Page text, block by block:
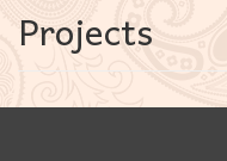
Projects